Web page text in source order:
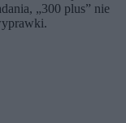
„300 plus” nie